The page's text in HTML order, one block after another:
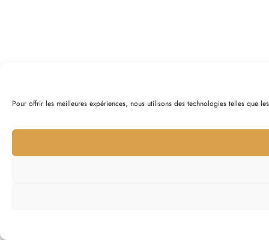
Pour offrir les meilleures expériences, nous utilisons des technologies telles que